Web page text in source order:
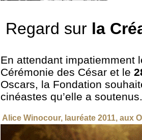
Regard sur la
En attendant impatiemment
Cérémonie des César et le
Oscars, la Fondation
cinéastes qu’elle a soutenus.
Alice Winocour, lauréate 2011, aux